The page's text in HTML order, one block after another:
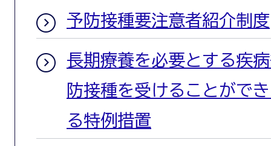
予防接種要注意者紹介制度
長期療養を必要とする疾
防接種を受けることがで
る特例措置